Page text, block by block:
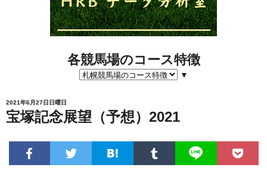
各競馬場のコース特徴
▼
2021年6月27日日曜日
宝塚記念展望（予想）2021